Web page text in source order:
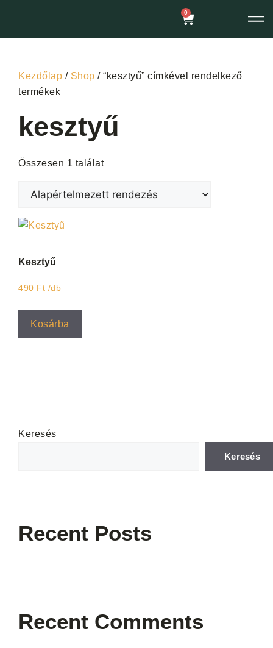
0
Kezdőlap / Shop / “kesztyű” címkével rendelkező
termékek
kesztyű
Összesen 1 találat
Kesztyű
490 Ft /db
Kosárba
Keresés
Keresés
Recent Posts
Recent Comments